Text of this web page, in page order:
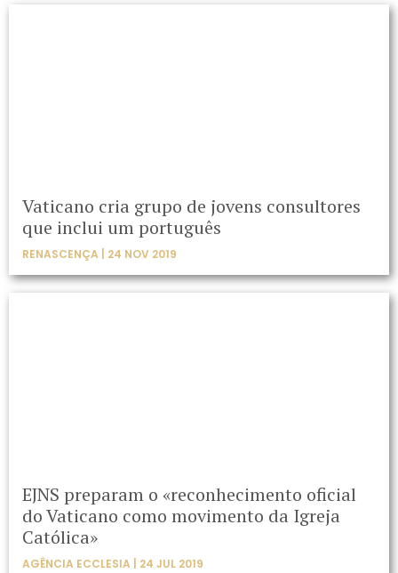
Vaticano cria grupo de jovens consultores
que inclui um português
RENASCENÇA | 24 NOV 2019
EJNS preparam o «reconhecimento oficial
do Vaticano como movimento da Igreja
Católica»
AGÊNCIA ECCLESIA | 24 JUL 2019